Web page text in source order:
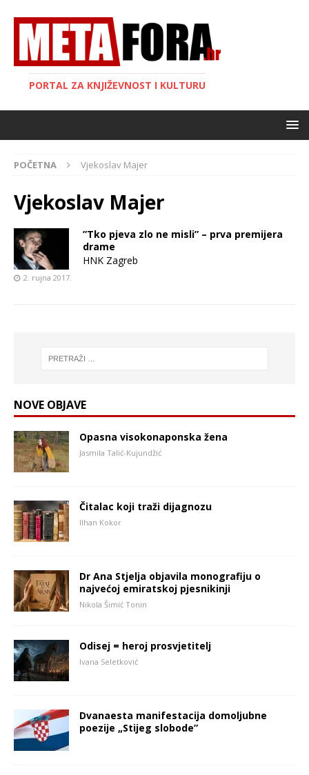
PORTAL ZA KNJIŽEVNOST I KULTURU
POČETNA Vjekoslav Majer
Vjekoslav Majer
”Tko pjeva zlo ne misli” – prva premijera
drame
HNK Zagreb
2. rujna 2017.
NOVE OBJAVE
Opasna visokonaponska žena
Jasmila Talić-Kujundžić
Čitalac koji traži dijagnozu
Ilhan Kokor
Dr Ana Stjelja objavila monografiju o
najvećoj emiratskoj pjesnikinji
Nikola Šimić Tonin
Odisej = heroj prosvjetitelj
Ivana Seletković
Dvanaesta manifestacija domoljubne
poezije „Stijeg slobode”